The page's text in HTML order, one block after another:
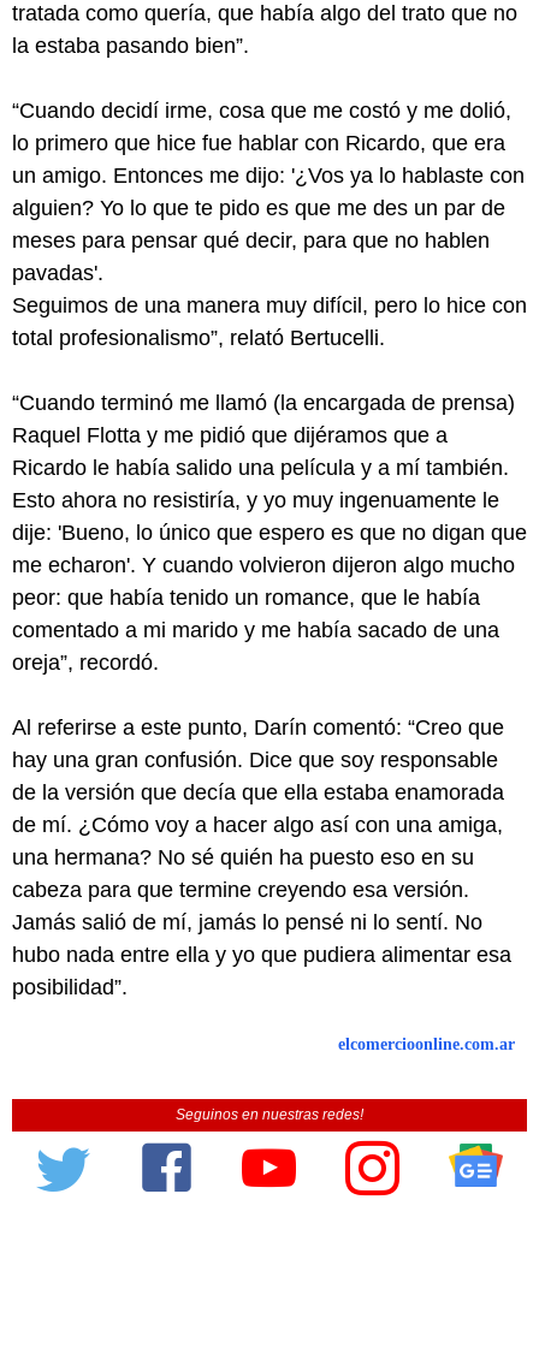
tratada como quería, que había algo del trato que no
la estaba pasando bien”.
“Cuando decidí irme, cosa que me costó y me dolió,
lo primero que hice fue hablar con Ricardo, que era
un amigo. Entonces me dijo: '¿Vos ya lo hablaste con
alguien? Yo lo que te pido es que me des un par de
meses para pensar qué decir, para que no hablen
pavadas'.
Seguimos de una manera muy difícil, pero lo hice con
total profesionalismo”, relató Bertucelli.
“Cuando terminó me llamó (la encargada de prensa)
Raquel Flotta y me pidió que dijéramos que a
Ricardo le había salido una película y a mí también.
Esto ahora no resistiría, y yo muy ingenuamente le
dije: 'Bueno, lo único que espero es que no digan que
me echaron'. Y cuando volvieron dijeron algo mucho
peor: que había tenido un romance, que le había
comentado a mi marido y me había sacado de una
oreja”, recordó.
Al referirse a este punto, Darín comentó: “Creo que
hay una gran confusión. Dice que soy responsable
de la versión que decía que ella estaba enamorada
de mí. ¿Cómo voy a hacer algo así con una amiga,
una hermana? No sé quién ha puesto eso en su
cabeza para que termine creyendo esa versión.
Jamás salió de mí, jamás lo pensé ni lo sentí. No
hubo nada entre ella y yo que pudiera alimentar esa
posibilidad”.
elcomercioonline.com.ar
Seguinos en nuestras redes!